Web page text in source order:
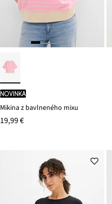
novinka
Mikina z bavlneného mixu
19,99 €